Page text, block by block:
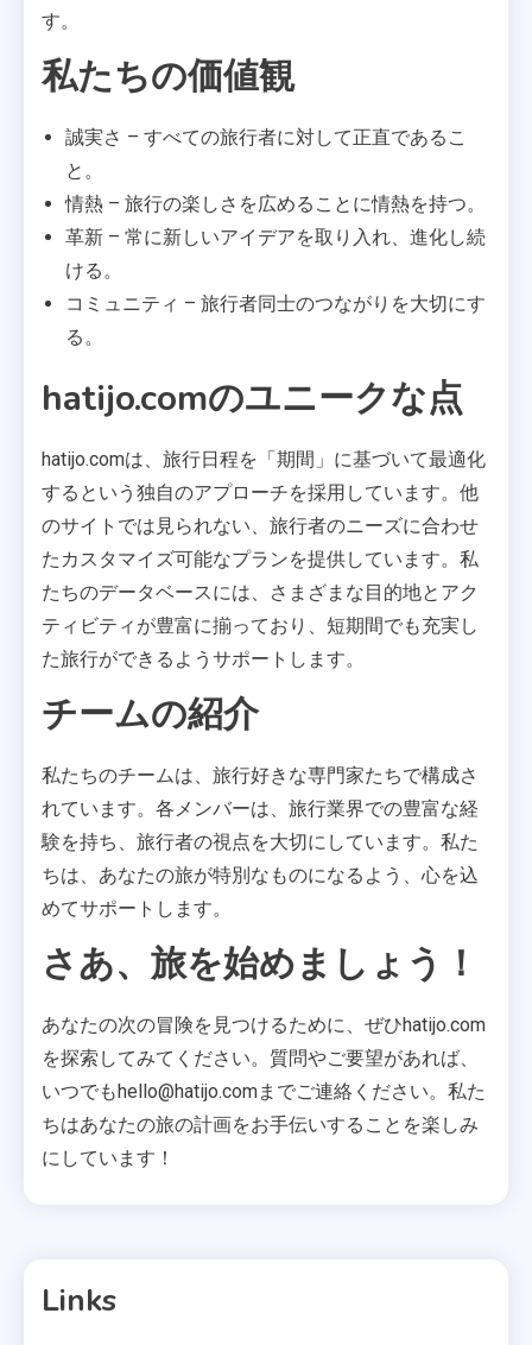
す。
私たちの価値観
誠実さ – すべての旅行者に対して正直であるこ
と。
情熱 – 旅行の楽しさを広めることに情熱を持つ。
革新 – 常に新しいアイデアを取り入れ、進化し続
ける。
コミュニティ – 旅行者同士のつながりを大切にす
る。
hatijo.comのユニークな点
hatijo.comは、旅行日程を「期間」に基づいて最適化
するという独自のアプローチを採用しています。他
のサイトでは見られない、旅行者のニーズに合わせ
たカスタマイズ可能なプランを提供しています。私
たちのデータベースには、さまざまな目的地とアク
ティビティが豊富に揃っており、短期間でも充実し
た旅行ができるようサポートします。
チームの紹介
私たちのチームは、旅行好きな専門家たちで構成さ
れています。各メンバーは、旅行業界での豊富な経
験を持ち、旅行者の視点を大切にしています。私た
ちは、あなたの旅が特別なものになるよう、心を込
めてサポートします。
さあ、旅を始めましょう！
あなたの次の冒険を見つけるために、ぜひhatijo.com
を探索してみてください。質問やご要望があれば、
いつでもhello@hatijo.comまでご連絡ください。私た
ちはあなたの旅の計画をお手伝いすることを楽しみ
にしています！
Links